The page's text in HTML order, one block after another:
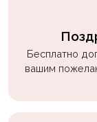
Бесплатно
вашим